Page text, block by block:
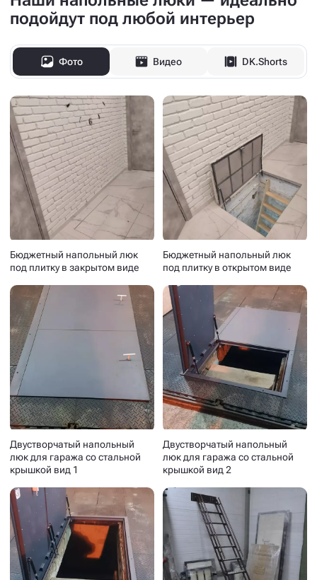
подойдут под любой интерьер
Фото Видео DK.Shorts
Бюджетный напольный люк
под плитку в закрытом виде
Бюджетный напольный люк
под плитку в открытом виде
Двустворчатый напольный
люк для гаража со стальной
крышкой вид 1
Двустворчатый напольный
люк для гаража со стальной
крышкой вид 2